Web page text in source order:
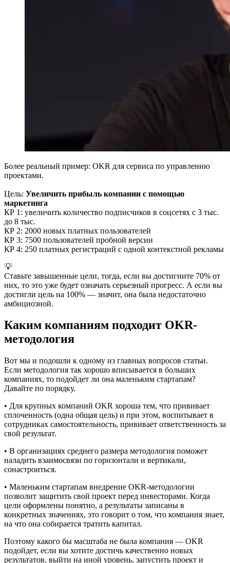
Более реальный пример: OKR для сервиса по управлению
проектами.
Цель: Увеличить прибыль компании с помощью
маркетинга
КР 1: увеличить количество подписчиков в соцсетях с 3 тыс.
до 8 тыс.
КР 2: 2000 новых платных пользователей
КР 3: 7500 пользователей пробной версии
КР 4: 250 платных регистраций с одной контекстной рекламы
💡
Ставьте завышенные цели, тогда, если вы достигните 70% от
них, то это уже будет означать серьезный прогресс. А если вы
достигли цель на 100% — значит, она была недостаточно
амбициозной.
Каким компаниям подходит OKR-
методология
Вот мы и подошли к одному из главных вопросов статьи.
Если методология так хорошо вписывается в больших
компаниях, то подойдет ли она маленьким стартапам?
Давайте по порядку.
• Для крупных компаний OKR хороша тем, что прививает
сплоченность (одна общая цель) и при этом, воспитывает в
сотрудниках самостоятельность, прививает ответственность за
свой результат.
• В организациях среднего размера методология поможет
наладить взаимосвязи по горизонтали и вертикали,
сонастроиться.
• Маленьким стартапам внедрение OKR-методологии
позволит защитить свой проект перед инвесторами. Когда
цели оформлены понятно, а результаты записаны в
конкретных значениях, это говорит о том, что компания знает,
на что она собирается тратить капитал.
Поэтому какого бы масштаба не была компания — OKR
подойдет, если вы хотите достичь качественно новых
результатов, выйти на иной уровень, запустить проект и